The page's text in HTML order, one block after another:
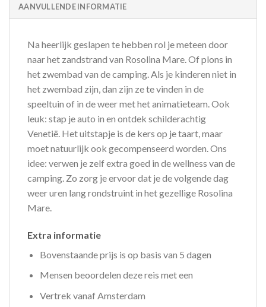
AANVULLENDE INFORMATIE
Na heerlijk geslapen te hebben rol je meteen door
naar het zandstrand van Rosolina Mare. Of plons in
het zwembad van de camping. Als je kinderen niet in
het zwembad zijn, dan zijn ze te vinden in de
speeltuin of in de weer met het animatieteam. Ook
leuk: stap je auto in en ontdek schilderachtig
Venetië. Het uitstapje is de kers op je taart, maar
moet natuurlijk ook gecompenseerd worden. Ons
idee: verwen je zelf extra goed in de wellness van de
camping. Zo zorg je ervoor dat je de volgende dag
weer uren lang rondstruint in het gezellige Rosolina
Mare.
Extra informatie
Bovenstaande prijs is op basis van 5 dagen
Mensen beoordelen deze reis met een
Vertrek vanaf Amsterdam